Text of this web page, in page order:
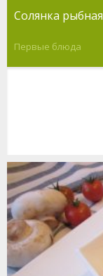
Солянка рыбная
Первые блюда